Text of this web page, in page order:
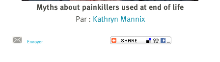
Myths about painkillers used at end of life
Par : Kathryn Mannix
Envoyer